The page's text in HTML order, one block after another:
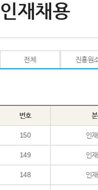
인재채용
전체 진흥원
번호
150 인
149 인
148 인